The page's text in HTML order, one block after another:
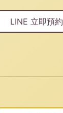
LINE 立即預約